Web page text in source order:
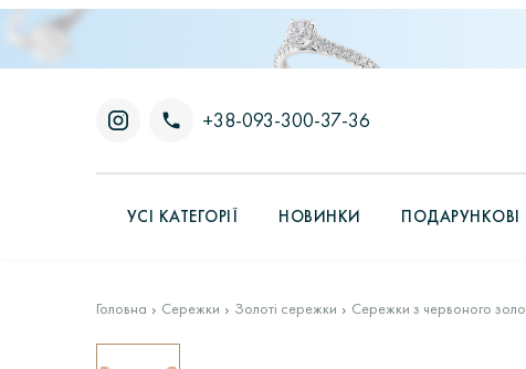
+38-093-300-37-36
УСІ КАТЕГОРІЇ НОВИНКИ ПОДАРУНКОВІ
Головна Сережки Золоті сережки Сережки з червоного